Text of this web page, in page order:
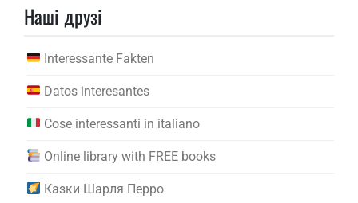
Наші друзі
Interessante Fakten
Datos interesantes
Cose interessanti in italiano
Online library with FREE books
Казки Шарля Перро